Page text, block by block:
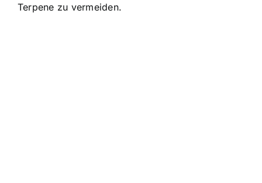
Terpene zu vermeiden.